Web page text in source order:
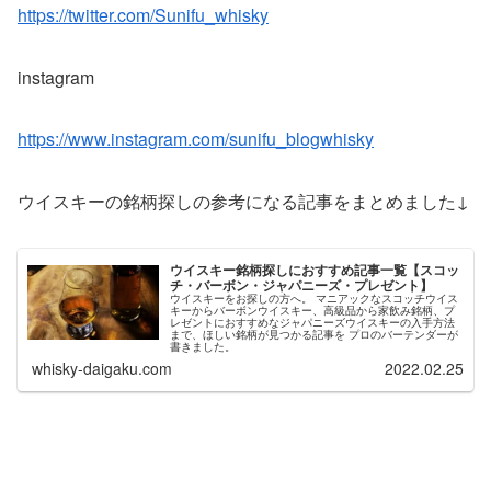
https://twitter.com/Sunifu_whisky
instagram
https://www.instagram.com/sunifu_blogwhisky
ウイスキーの銘柄探しの参考になる記事をまとめました↓
ウイスキー銘柄探しにおすすめ記事一覧【スコッ
チ・バーボン・ジャパニーズ・プレゼント】
ウイスキーをお探しの方へ。 マニアックなスコッチウイス
キーからバーボンウイスキー、高級品から家飲み銘柄、プ
レゼントにおすすめなジャパニーズウイスキーの入手方法
まで、ほしい銘柄が見つかる記事を プロのバーテンダーが
書きました。
whisky-daigaku.com 2022.02.25